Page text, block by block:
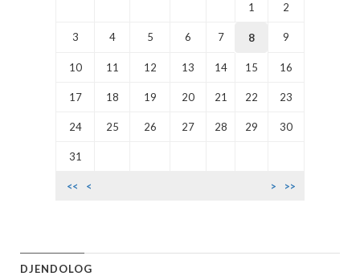
1 2
3 4 5 6 7 8 9
10 11 12 13 14 15 16
17 18 19 20 21 22 23
24 25 26 27 28 29 30
31
<< < > >>
DJENDOLOG